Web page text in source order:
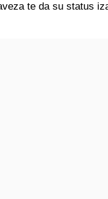
te da su status